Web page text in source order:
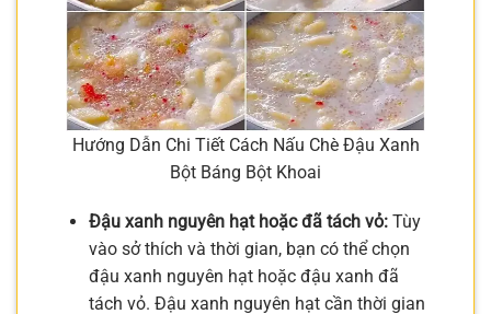
Hướng Dẫn Chi Tiết Cách Nấu Chè Đậu Xanh
Bột Báng Bột Khoai
Đậu xanh nguyên hạt hoặc đã tách vỏ:Tùy
vào sở thích và thời gian, bạn có thể chọn
đậu xanh nguyên hạt hoặc đậu xanh đã
tách vỏ. Đậu xanh nguyên hạt cần thời gian